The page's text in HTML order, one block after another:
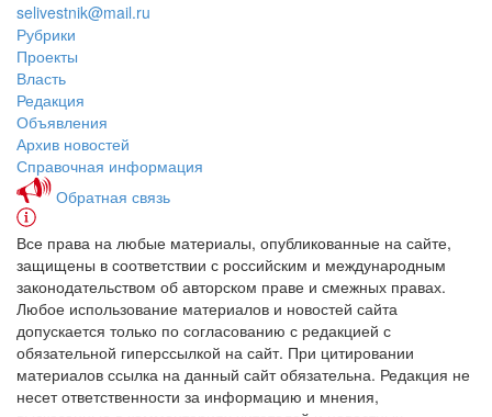
selivestnik@mail.ru
Рубрики
Проекты
Власть
Редакция
Объявления
Архив новостей
Справочная информация
Обратная связь
Все права на любые материалы, опубликованные на сайте,
защищены в соответствии с российским и международным
законодательством об авторском праве и смежных правах.
Любое использование материалов и новостей сайта
допускается только по согласованию с редакцией с
обязательной гиперссылкой на сайт. При цитировании
материалов ссылка на данный сайт обязательна. Редакция не
несет ответственности за информацию и мнения,